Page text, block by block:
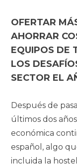
OFERTAR
AHORRAR
EQUIPOS DE
LOS
SECTOR EL
Después de
últimos dos
económica
español, algo
incluida la